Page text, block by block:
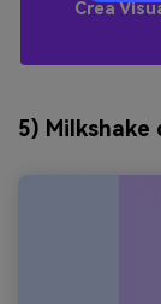
Crea
5) Milkshake